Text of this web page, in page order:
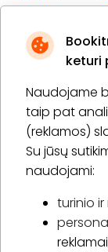
keturi
Naudojame
taip pat
(reklamos)
Su jūsų
naudojami:
turinio
Vita